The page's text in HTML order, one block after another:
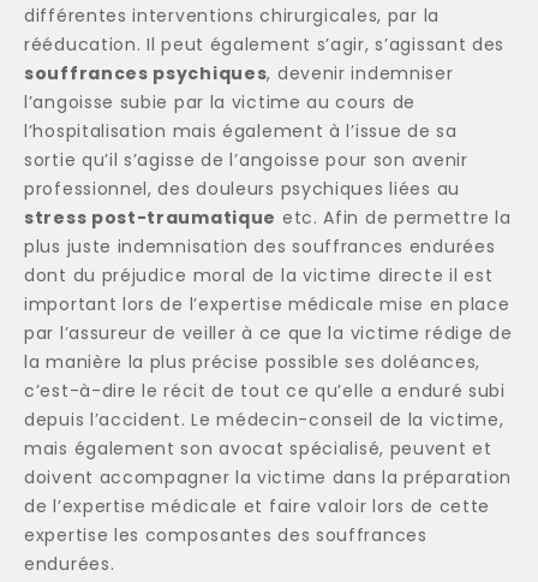
différentes interventions chirurgicales, par la
rééducation. Il peut également s’agir, s’agissant des
souffrances psychiques, devenir indemniser
l’angoisse subie par la victime au cours de
l’hospitalisation mais également à l’issue de sa
sortie qu’il s’agisse de l’angoisse pour son avenir
professionnel, des douleurs psychiques liées au
stress post-traumatique etc. Afin de permettre la
plus juste indemnisation des souffrances endurées
dont du préjudice moral de la victime directe il est
important lors de l’expertise médicale mise en place
par l’assureur de veiller à ce que la victime rédige de
la manière la plus précise possible ses doléances,
c’est-à-dire le récit de tout ce qu’elle a enduré subi
depuis l’accident. Le médecin-conseil de la victime,
mais également son avocat spécialisé, peuvent et
doivent accompagner la victime dans la préparation
de l’expertise médicale et faire valoir lors de cette
expertise les composantes des souffrances
endurées.